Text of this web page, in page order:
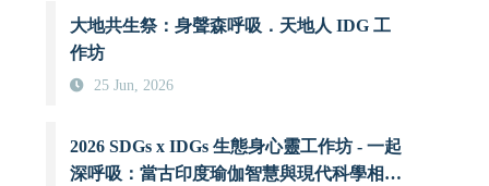
大地共生祭：身聲森呼吸．天地人 IDG 工
作坊
25 Jun, 2026
2026 SDGs x IDGs 生態身心靈工作坊 - 一起
深呼吸：當古印度瑜伽智慧與現代科學相遇